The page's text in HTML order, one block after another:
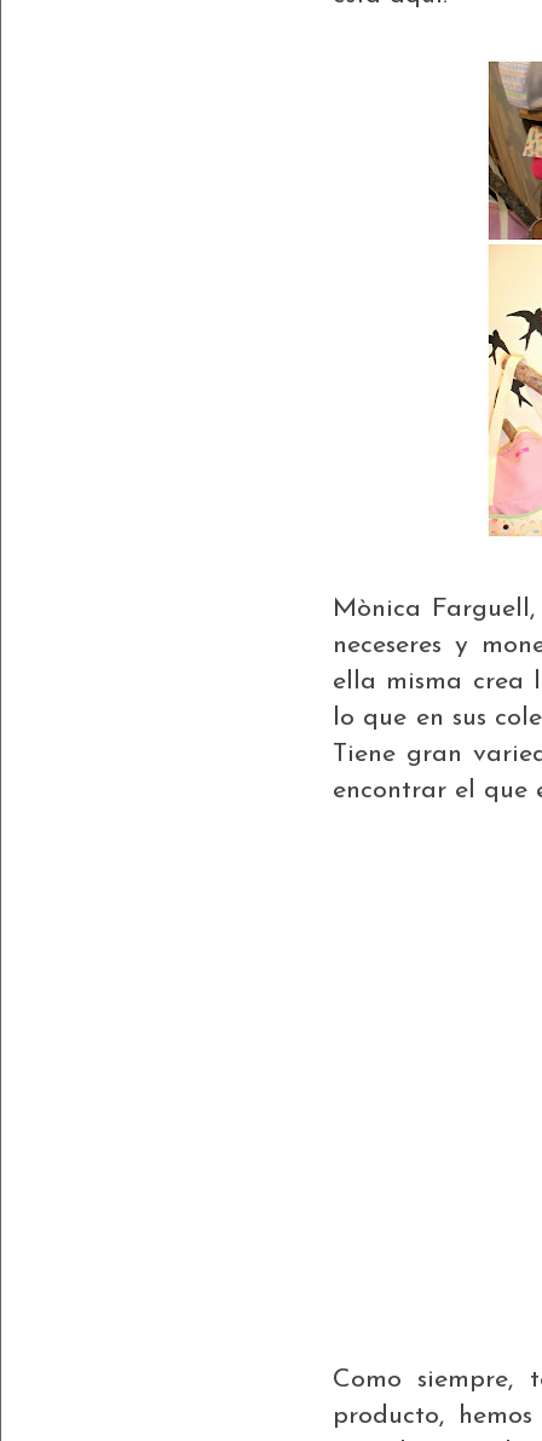
Mònica
neceseres y
ella misma crea
lo que en sus
Tiene gran
encontrar el que
Como siempre,
producto,